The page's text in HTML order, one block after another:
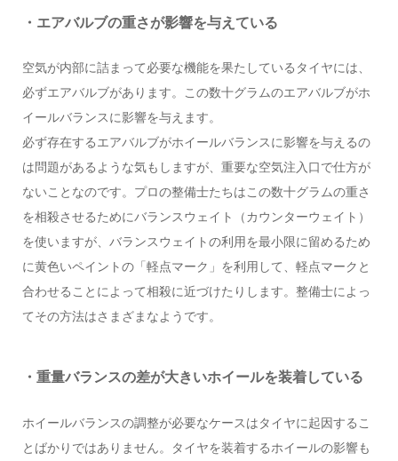
・エアバルブの重さが影響を与えている
空気が内部に詰まって必要な機能を果たしているタイヤには、
必ずエアバルブがあります。この数十グラムのエアバルブがホ
イールバランスに影響を与えます。
必ず存在するエアバルブがホイールバランスに影響を与えるの
は問題があるような気もしますが、重要な空気注入口で仕方が
ないことなのです。プロの整備士たちはこの数十グラムの重さ
を相殺させるためにバランスウェイト（カウンターウェイト）
を使いますが、バランスウェイトの利用を最小限に留めるため
に黄色いペイントの「軽点マーク」を利用して、軽点マークと
合わせることによって相殺に近づけたりします。整備士によっ
てその方法はさまざまなようです。
・重量バランスの差が大きいホイールを装着している
ホイールバランスの調整が必要なケースはタイヤに起因するこ
とばかりではありません。タイヤを装着するホイールの影響も